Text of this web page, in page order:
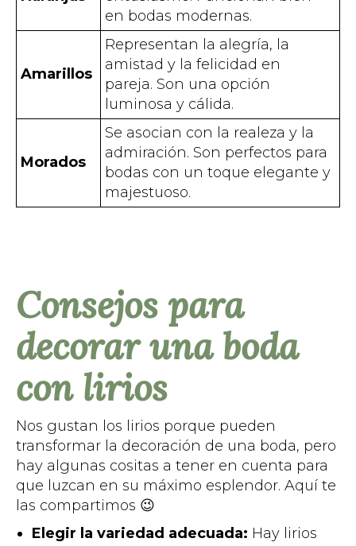
en bodas modernas.
Amarillos
Representan la alegría, la
amistad y la felicidad en
pareja. Son una opción
luminosa y cálida.
Morados
Se asocian con la realeza y la
admiración. Son perfectos para
bodas con un toque elegante y
majestuoso.
Consejos para
decorar una boda
con lirios
Nos gustan los lirios porque pueden
transformar la decoración de una boda, pero
hay algunas cositas a tener en cuenta para
que luzcan en su máximo esplendor. Aquí te
las compartimos 😉
Elegir la variedad adecuada: Hay lirios